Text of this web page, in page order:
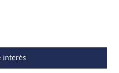
interés